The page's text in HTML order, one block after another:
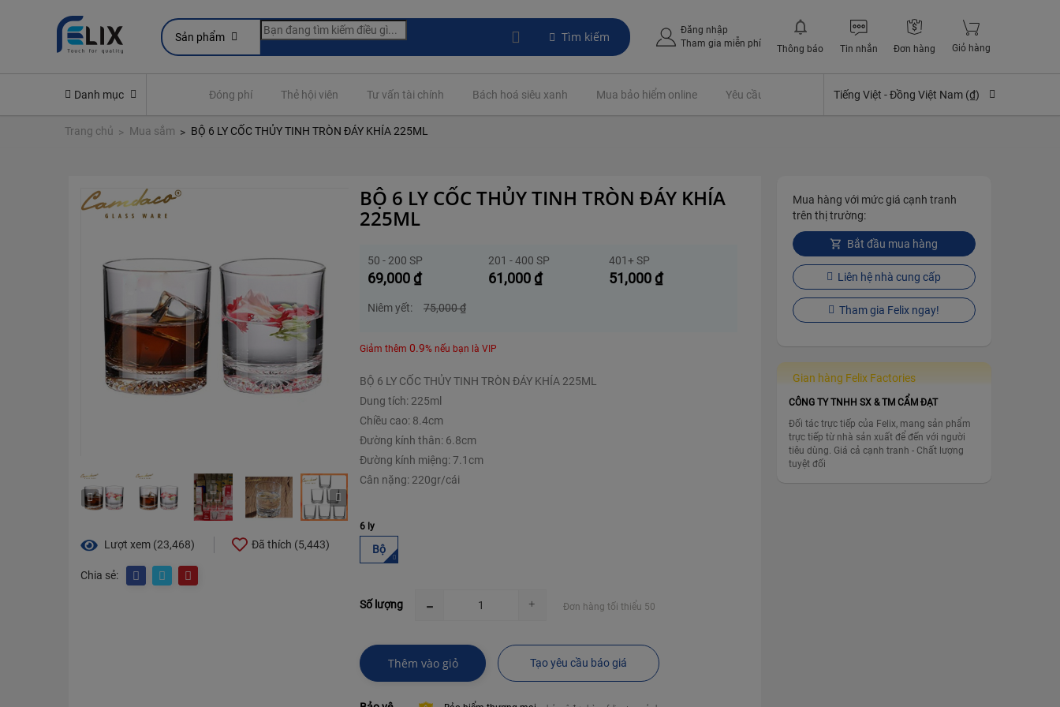
Sản phẩm Tìm kiếm
Đăng nhập
Tham gia miễn phí
Thông báo Tin nhắn Đơn hàng Giỏ hàng
Danh mục
Yêu cầu quyền lợi bảo hiểm Đóng phí Thẻ hội viên Tư vấn tài chính Bách hoá siêu xanh Mua bảo hiểm online Yêu cầu quyền lợi bảo hiểmTiếng Việt -Đồng Việt Nam (₫)
Trang chủ Mua sắm BỘ 6 LY CỐC THỦY TINH TRÒN ĐÁY KHÍA 225ML
Lượt xem (23,468) Đã thích (5,443)
Chia sẻ:
BỘ 6 LY CỐC THỦY TINH TRÒN ĐÁY KHÍA
225ML
69,000 ₫
50 - 200 SP
61,000 ₫
201 - 400 SP
51,000 ₫
401+ SP
Niêm yết: 75,000₫
Giảm thêm 0.9% nếu bạn là VIP
BỘ 6 LY CỐC THỦY TINH TRÒN ĐÁY KHÍA 225ML
Dung tích: 225ml
Chiều cao: 8.4cm
Đường kính thân: 6.8cm
Đường kính miệng: 7.1cm
6 ly
Bộ
Số lượng Đơn hàng tối thiểu 50
Thêm vào giỏ Tạo yêu cầu báo giá
Mua hàng với mức giá cạnh tranh
trên thị trường:
Bắt đầu mua hàng
Liên hệ nhà cung cấp
Tham gia Felix ngay!
Gian hàng Felix Factories
CÔNG TY TNHH SX & TM CẨM ĐẠT
Đối tác trực tiếp của Felix, mang sản phẩm
trực tiếp từ nhà sản xuất để đến với người
tiêu dùng. Giá cả cạnh tranh - Chất lượng
tuyệt đối